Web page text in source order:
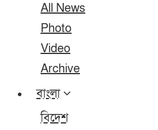
All News
Photo
Video
Archive
বাংলা
বিদেশ